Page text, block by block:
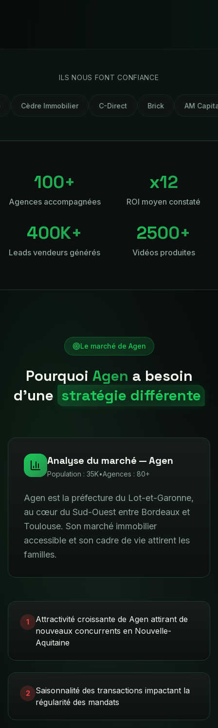
ILS NOUS FONT CONFIANCE
C-Direct Brick AM Capital
100+
Agences accompagnées
x12
ROI moyen constaté
400K+
Leads vendeurs générés
2500+
Vidéos produites
Le marché de Agen
Pourquoi Agen a besoin
d'une stratégie différente
Analyse du marché —Agen
Population : 35K•Agences : 80+
Agen est la préfecture du Lot-et-Garonne,
au cœur du Sud-Ouest entre Bordeaux et
Toulouse. Son marché immobilier
accessible et son cadre de vie attirent les
familles.
1
Attractivité croissante de Agen attirant de
nouveaux concurrents en Nouvelle-
Aquitaine
2
Saisonnalité des transactions impactant la
régularité des mandats